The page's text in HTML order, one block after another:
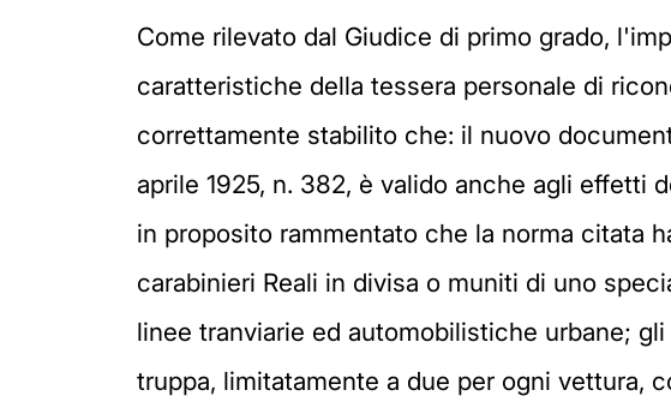
Come rilevato dal Giudice di primo grado,
caratteristiche della tessera personale di
correttamente stabilito che: il nuovo
aprile 1925, n. 382, è valido anche agli effetti
in proposito rammentato che la norma citata
carabinieri Reali in divisa o muniti di uno
linee tranviarie ed automobilistiche urbane;
truppa, limitatamente a due per ogni vettura,